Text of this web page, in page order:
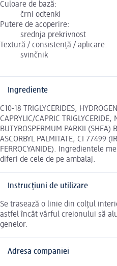
Culoare de bază:
črni odtenki
Putere de acoperire:
srednja prekrivnost
Textură / consistență / aplicare:
svinčnik
Ingrediente
C10-18 TRIGLYCERIDES,
CAPRYLIC/CAPRIC TRIGLYCERIDE,
BUTYROSPERMUM PARKII (SHEA)
ASCORBYL PALMITATE, CI 77499
FERROCYANIDE). Ingredientele
diferi de cele de pe ambalaj.
Instrucțiuni de utilizare
Se trasează o linie din colțul
astfel încât vârful creionului să
genelor.
Adresa companiei